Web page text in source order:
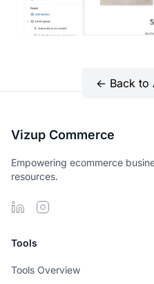
← Back to
Vizup Commerce
Empowering ecommerce
resources.
Tools
Tools Overview